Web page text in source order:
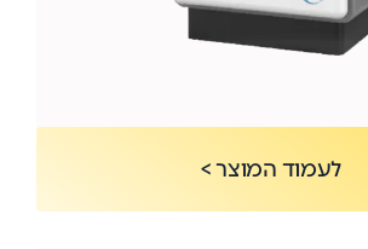
לעמוד המוצר >